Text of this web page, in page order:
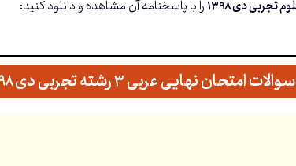
را با پاسخنامه آن مشاهده و دانلود کنید:
سوالات امتحان نهایی عربی ۳ رشته تجربی دی ۱۳۹۸